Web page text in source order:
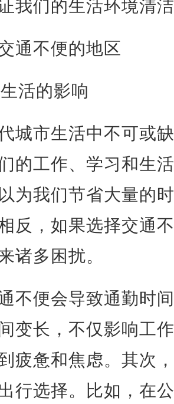
通不便的地区
活的影响
城市生活中不可或
的工作、学习和生
为我们节省大量的
反，如果选择交通
诸多困扰。
不便会导致通勤时
变长，不仅影响工
疲惫和焦虑。其次
行选择。比如，在